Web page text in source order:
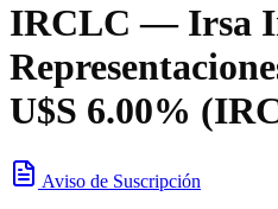
IRCLC — Irsa
U$S 6.00%
Aviso de Suscripción